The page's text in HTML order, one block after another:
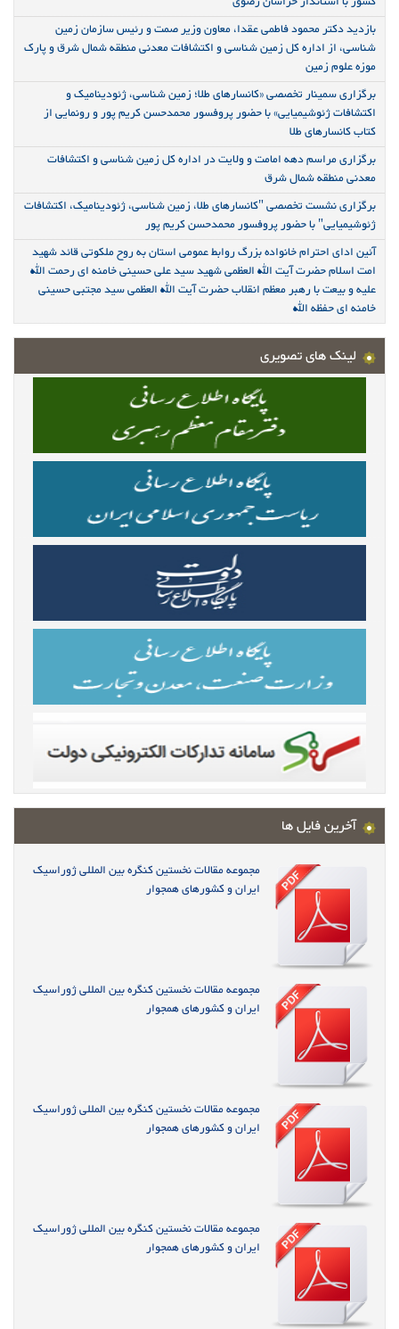
بازدید دکتر محمود فاطمی عقدا، معاون وزیر صمت و رئیس سازمان زمین
شناسی، از اداره کل زمین شناسی و اکتشافات معدنی منطقه شمال شرق و پارک
موزه علوم زمین
برگزاری سمینار تخصصی «کانسارهای طلا؛ زمین شناسی، ژئودینامیک و
اکتشافات ژئوشیمیایی» با حضور پروفسور محمدحسن کریم پور و رونمایی از
کتاب کانسارهای طلا
برگزاری مراسم دهه امامت و ولایت در اداره کل زمین شناسی و اکتشافات
معدنی منطقه شمال شرق
برگزاری نشست تخصصی "کانسارهای طلا، زمین شناسی، ژئودینامیک، اکتشافات
ژئوشیمیایی" با حضور پروفسور محمدحسن کریم پور
آئین ادای احترام خانواده بزرگ روابط عمومی استان به روح ملکوتی قائد شهید
امت اسلام حضرت آیت الله العظمی شهید سید علی حسینی خامنه ای رحمت الله
علیه و بیعت با رهبر معظم انقلاب حضرت آیت الله العظمی سید مجتبی حسینی
خامنه ای حفظه الله
لینک های تصویری
آخرین فایل ها
مجموعه مقالات نخستین کنگره بین المللی ژوراسیک
ایران و کشورهای همجوار
مجموعه مقالات نخستین کنگره بین المللی ژوراسیک
ایران و کشورهای همجوار
مجموعه مقالات نخستین کنگره بین المللی ژوراسیک
ایران و کشورهای همجوار
مجموعه مقالات نخستین کنگره بین المللی ژوراسیک
ایران و کشورهای همجوار